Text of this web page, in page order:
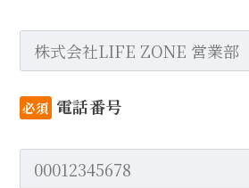
必須 電話番号